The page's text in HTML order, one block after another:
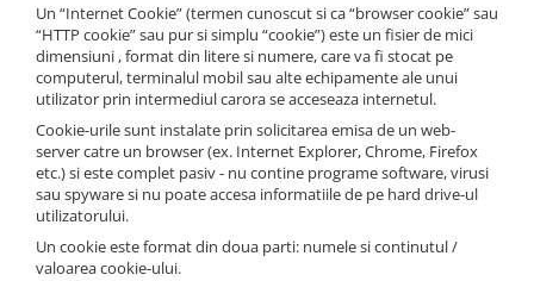
Un “Internet Cookie” (termen cunoscut si ca “browser cookie” sau
“HTTP cookie” sau pur si simplu “cookie”) este un fisier de mici
dimensiuni , format din litere si numere, care va fi stocat pe
computerul, terminalul mobil sau alte echipamente ale unui
utilizator prin intermediul carora se acceseaza internetul.
Cookie-urile sunt instalate prin solicitarea emisa de un web-
server catre un browser (ex. Internet Explorer, Chrome, Firefox
etc.) si este complet pasiv - nu contine programe software, virusi
sau spyware si nu poate accesa informatiile de pe hard drive-ul
utilizatorului.
Un cookie este format din doua parti: numele si continutul /
valoarea cookie-ului.